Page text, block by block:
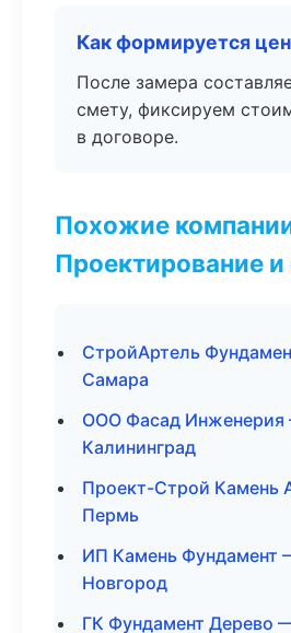
Как формируется
После замера
смету, фиксируем
в договоре.
Похожие
Проектирование
СтройАртель
Самара
ООО Фасад
Калининград
Проект-Строй Камень
Пермь
ИП Камень Фундамент
Новгород
ГК Фундамент Дерево